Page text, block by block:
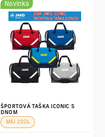
Novinka
ŠPORTOVÁ TAŠKA ICONIC S
DNOM
MÁJ 2024